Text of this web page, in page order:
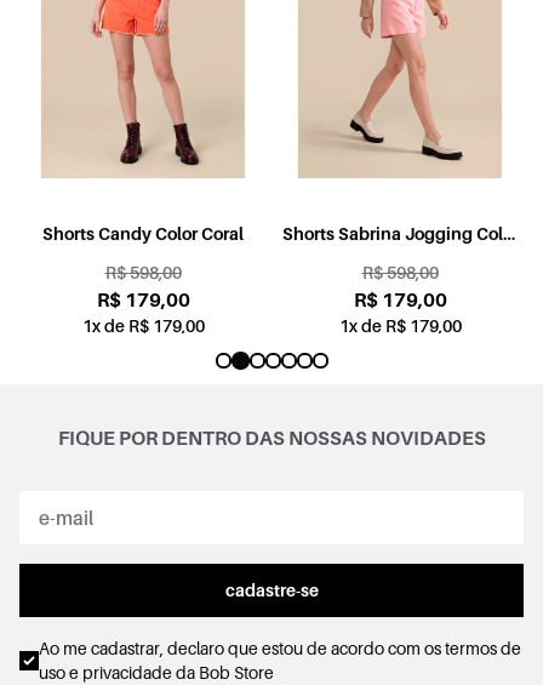
Shorts Candy Color Coral
R$ 598,00
R$ 179,00
1x de R$ 179,00
Shorts Sabrina Jogging Color
R$ 598,00
R$ 179,00
1x de R$ 179,00
FIQUE POR DENTRO DAS NOSSAS NOVIDADES
cadastre-se
Ao me cadastrar, declaro que estou de acordo com ostermos de
uso e privacidadeda Bob Store